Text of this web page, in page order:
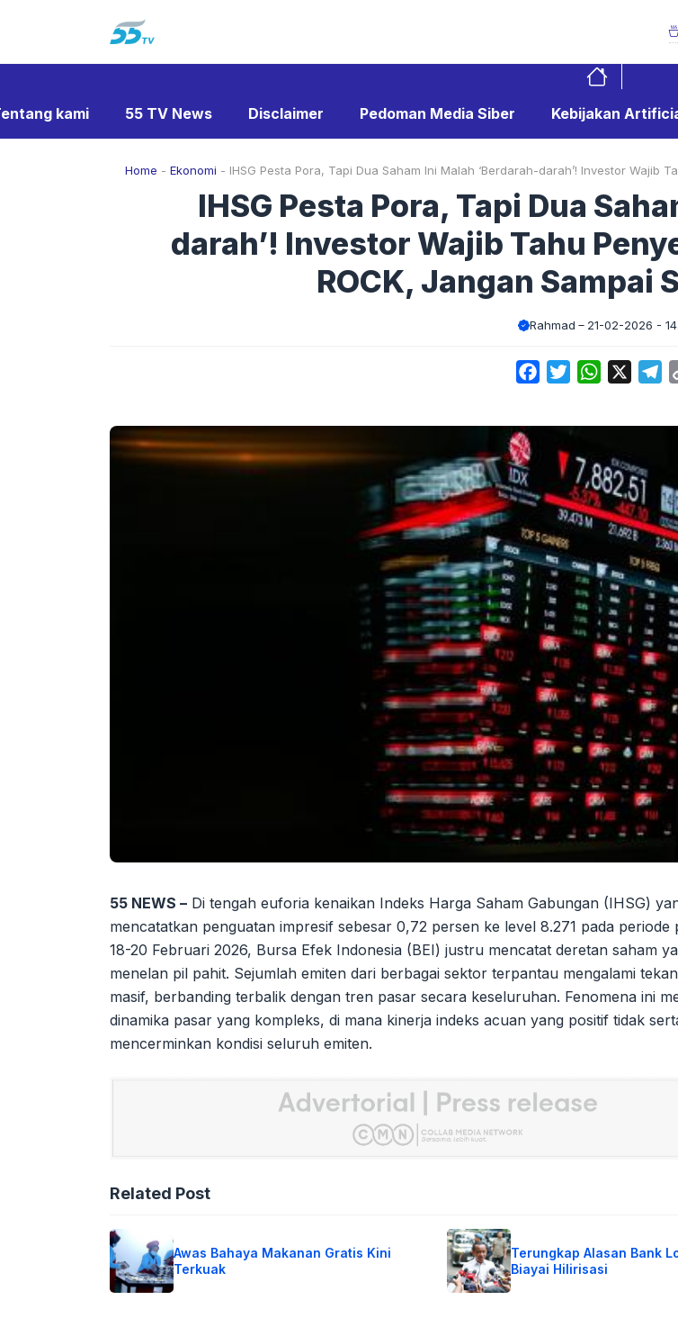
kami 55 TV News Disclaimer Pedoman Media Siber Kebijakan
Home - Ekonomi - IHSG Pesta Pora, Tapi Dua Saham Ini Malah ‘Berdarah-darah’! Investor Wajib
IHSG Pesta Pora, Tapi Dua
darah’! Investor Wajib Tahu
ROCK, Jangan Sampai
Rahmad 21-02-2026 -
FacebookTwitterWhatsApp
55 NEWS – Di tengah euforia kenaikan Indeks Harga Saham Gabungan (IHSG)
mencatatkan penguatan impresif sebesar 0,72 persen ke level 8.271 pada periode
18-20 Februari 2026, Bursa Efek Indonesia (BEI) justru mencatat deretan saham
menelan pil pahit. Sejumlah emiten dari berbagai sektor terpantau mengalami
masif, berbanding terbalik dengan tren pasar secara keseluruhan. Fenomena ini
dinamika pasar yang kompleks, di mana kinerja indeks acuan yang positif tidak
mencerminkan kondisi seluruh emiten.
Related Post
Awas Bahaya Makanan Gratis Kini
Terkuak
Terungkap Alasan Bank
Biayai Hilirisasi